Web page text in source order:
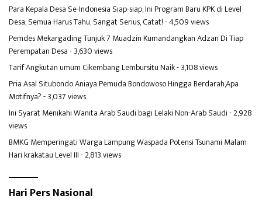
Para Kepala Desa Se-Indonesia Siap-siap, Ini Program Baru KPK di Level
Desa, Semua Harus Tahu, Sangat Serius, Catat!- 4,509 views
Pemdes Mekargading Tunjuk 7 Muadzin Kumandangkan Adzan Di Tiap
Perempatan Desa- 3,630 views
Tarif Angkutan umum Cikembang Lembursitu Naik- 3,108 views
Pria Asal Situbondo Aniaya Pemuda Bondowoso Hingga Berdarah,Apa
Motifnya?- 3,037 views
Ini Syarat Menikahi Wanita Arab Saudi bagi Lelaki Non-Arab Saudi- 2,928
views
BMKG Memperingati Warga Lampung Waspada Potensi Tsunami Malam
Hari krakatau Level III- 2,813 views
Hari Pers Nasional